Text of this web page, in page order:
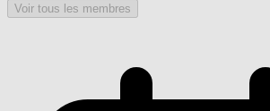
Voir tous les membres